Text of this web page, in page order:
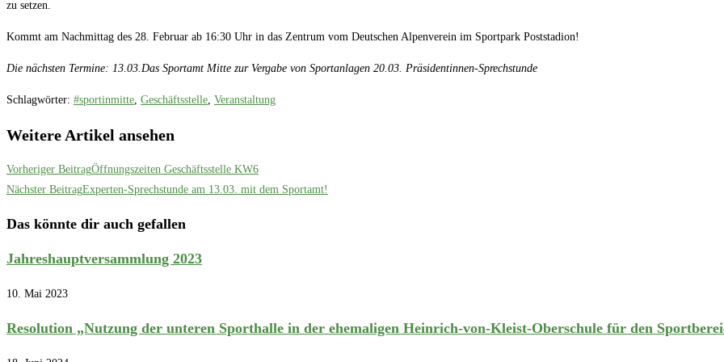
zu setzen.
Kommt am Nachmittag des 28. Februar ab 16:30 Uhr in das Zentrum vom Deutschen Alpenverein im Sportpark Poststadion!
Die nächsten Termine: 13.03.Das Sportamt Mitte zur Vergabe von Sportanlagen 20.03. Präsidentinnen-Sprechstunde
Schlagwörter: #sportinmitte, Geschäftsstelle, Veranstaltung
Weitere Artikel ansehen
Vorheriger BeitragÖffnungszeiten Geschäftsstelle KW6
Nächster BeitragExperten-Sprechstunde am 13.03. mit dem Sportamt!
Das könnte dir auch gefallen
Jahreshauptversammlung 2023
10. Mai 2023
Resolution „Nutzung der unteren Sporthalle in der ehemaligen Heinrich-von-Kleist-Oberschule für den